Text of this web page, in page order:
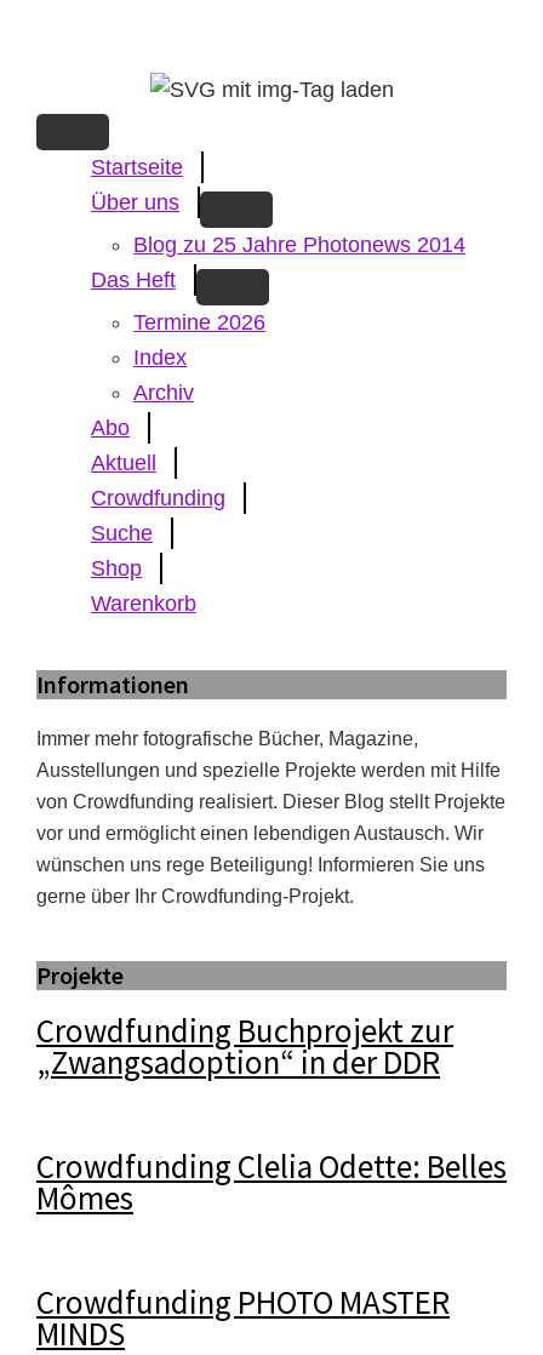
content
Startseite
Über uns
Blog zu 25 Jahre Photonews 2014
Das Heft
Termine 2026
Index
Archiv
Abo
Aktuell
Crowdfunding
Suche
Shop
Warenkorb
Informationen
Immer mehr fotografische Bücher, Magazine,
Ausstellungen und spezielle Projekte werden mit Hilfe
von Crowdfunding realisiert. Dieser Blog stellt Projekte
vor und ermöglicht einen lebendigen Austausch. Wir
wünschen uns rege Beteiligung! Informieren Sie uns
gerne über Ihr Crowdfunding-Projekt.
Projekte
Crowdfunding Buchprojekt zur
„Zwangsadoption“ in der DDR
Crowdfunding Clelia Odette: Belles
Mômes
Crowdfunding PHOTO MASTER
MINDS